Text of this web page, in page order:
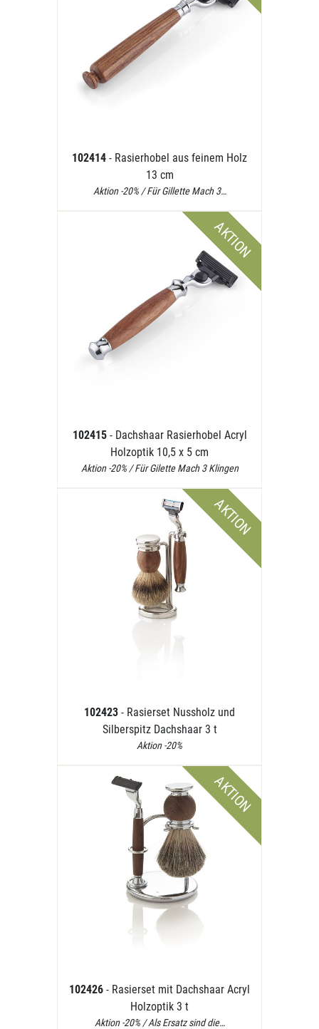
102414 - Rasierhobel aus feinem Holz
13 cm
Aktion -20% / Für Gillette Mach 3…
AKTION
102415 - Dachshaar Rasierhobel Acryl
Holzoptik 10,5 x 5 cm
Aktion -20% / Für Gilette Mach 3 Klingen
AKTION
102423 - Rasierset Nussholz und
Silberspitz Dachshaar 3 t
Aktion -20%
AKTION
102426 - Rasierset mit Dachshaar Acryl
Holzoptik 3 t
Aktion -20% / Als Ersatz sind die…